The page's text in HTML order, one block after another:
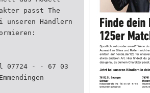
passt The
unseren Händlern
07724 - - 67 03